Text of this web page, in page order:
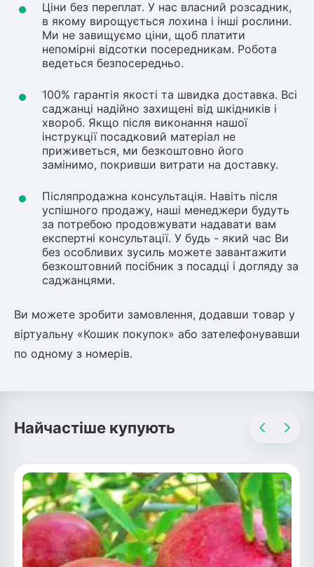
Ціни без переплат. У нас власний розсадник,
в якому вирощується лохина і інші рослини.
Ми не завищуємо ціни, щоб платити
непомірні відсотки посередникам. Робота
ведеться безпосередньо.
100% гарантія якості та швидка доставка. Всі
саджанці надійно захищені від шкідників і
хвороб. Якщо після виконання нашої
інструкції посадковий матеріал не
приживеться, ми безкоштовно його
замінимо, покривши витрати на доставку.
Післяпродажна консультація. Навіть після
успішного продажу, наші менеджери будуть
за потребою продовжувати надавати вам
експертні консультації. У будь - який час Ви
без особливих зусиль можете завантажити
безкоштовний посібник з посадці і догляду за
саджанцями.
Ви можете зробити замовлення, додавши товар у
віртуальну «Кошик покупок» або зателефонувавши
по одному з номерів.
Найчастіше купують